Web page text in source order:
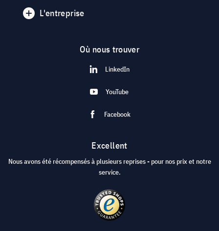
L'entreprise
Où nous trouver
LinkedIn
YouTube
Facebook
Excellent
Nous avons été récompensés à plusieurs reprises - pour nos prix et notre
service.